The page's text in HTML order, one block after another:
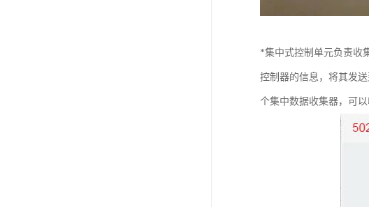
*集中式控制单元负责收
控制器的信息，将其发
个集中数据收集器，可